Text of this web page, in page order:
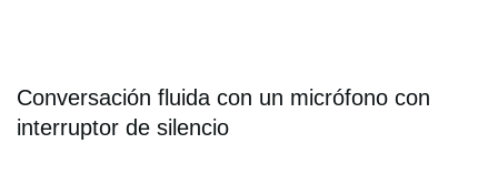
Conversación fluida con un micrófono con
interruptor de silencio